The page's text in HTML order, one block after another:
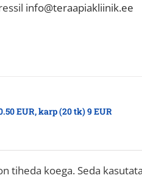
info@teraapiakliinik.ee
EUR, karp (20 tk) 9 EUR
tiheda koega. Seda